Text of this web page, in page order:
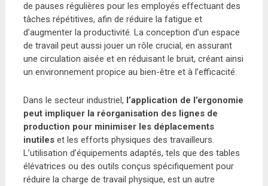
de pauses régulières pour les employés effectuant des
tâches répétitives, afin de réduire la fatigue et
d’augmenter la productivité. La conception d’un espace
de travail peut aussi jouer un rôle crucial, en assurant
une circulation aisée et en réduisant le bruit, créant ainsi
un environnement propice au bien-être et à l’efficacité.
Dans le secteur industriel, l’application de l’ergonomie
peut impliquer la réorganisation des lignes de
production pour minimiser les déplacements
inutileset les efforts physiques des travailleurs.
L’utilisation d’équipements adaptés, tels que des tables
élévatrices ou des outils conçus spécifiquement pour
réduire la charge de travail physique, est un autre